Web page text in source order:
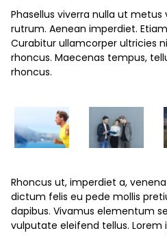
Phasellus viverra nulla ut metus
rutrum. Aenean imperdiet.
Curabitur ullamcorper ultricies
rhoncus. Maecenas tempus,
rhoncus.
Rhoncus ut, imperdiet a,
dictum felis eu pede mollis
dapibus. Vivamus elementum
vulputate eleifend tellus. Lorem